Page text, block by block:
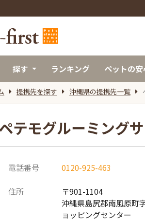
探す ランキング ペットの
提携先を探す 沖縄県の提携先一覧
テモグルーミング
電話番号 0120-925-463
住所
〒901-1104
沖縄県島尻郡南風原町
ョッピングセンター